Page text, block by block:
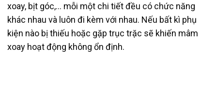
xoay, bịt góc,… mỗi một chi tiết đều có chức năng
khác nhau và luôn đi kèm với nhau. Nếu bất kì phụ
kiện nào bị thiếu hoặc gặp trục trặc sẽ khiến mâm
xoay hoạt động không ổn định.